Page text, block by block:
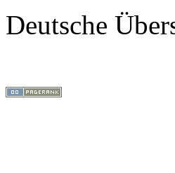
Deutsche